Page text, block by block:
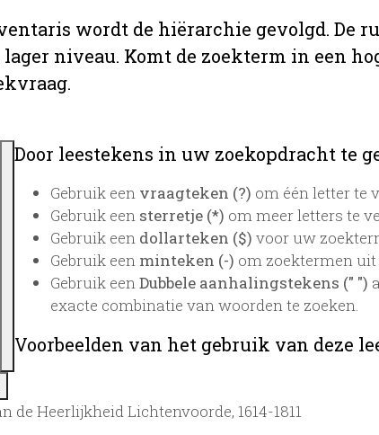
wordt de hiërarchie gevolgd. De
niveau. Komt de zoekterm in een
Door leestekens in uw zoekopdracht te
Gebruik een vraagteken (?) om één letter te
Gebruik een sterretje (*) om meer letters te
Gebruik een dollarteken ($) voor uw
Gebruik een minteken (-) om zoektermen
Gebruik eenDubbele aanhalingstekens (" ")
exacte combinatie van woorden te zoeken.
Voorbeelden van het gebruik van deze
Heerlijkheid Lichtenvoorde, 1614-1811